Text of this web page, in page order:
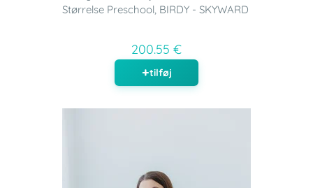
Størrelse Preschool, BIRDY - SKYWARD
200.55 €
tilføj